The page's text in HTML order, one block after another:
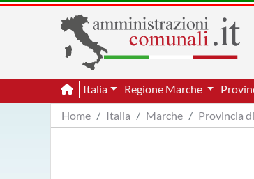
Italia Regione Marche
Home
Italia Marche Provincia